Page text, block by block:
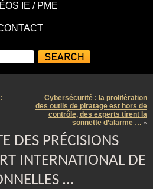
IE / PME
Cybersécurité : la prolifération
des outils de piratage est hors de
contrôle, des experts tirent la
sonnette d’alarme … »
DES PRÉCISIONS
INTERNATIONAL DE
…